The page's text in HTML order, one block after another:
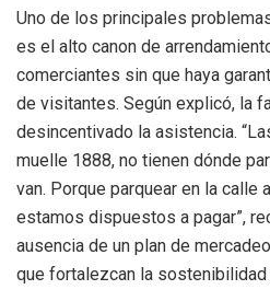
Uno de los principales
es el alto canon de
comerciantes sin que haya
de visitantes. Según explicó, la
desincentivado la asistencia.
muelle 1888, no tienen dónde
van. Porque parquear en la calle
estamos dispuestos a pagar”,
ausencia de un plan de
que fortalezcan la sostenibilidad